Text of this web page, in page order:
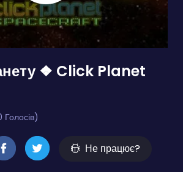
❖ Click Planet
Не працює?